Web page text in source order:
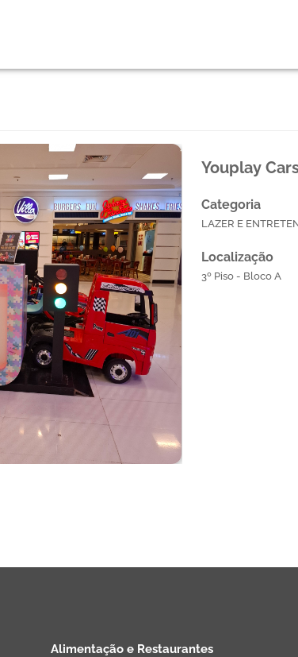
Youplay
Categoria
LAZER E
Localização
3º Piso - Bloco A
Alimentação e Restaurantes